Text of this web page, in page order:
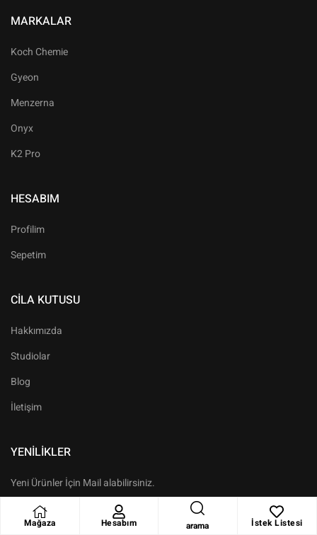
Mağaza Hesabım arama İstek Listesi
MARKALAR
Koch Chemie
Gyeon
Menzerna
Onyx
K2 Pro
HESABIM
Profilim
Sepetim
CILA KUTUSU
Hakkımızda
Studiolar
Blog
İletişim
YENILIKLER
Yeni Ürünler İçin Mail alabilirsiniz.